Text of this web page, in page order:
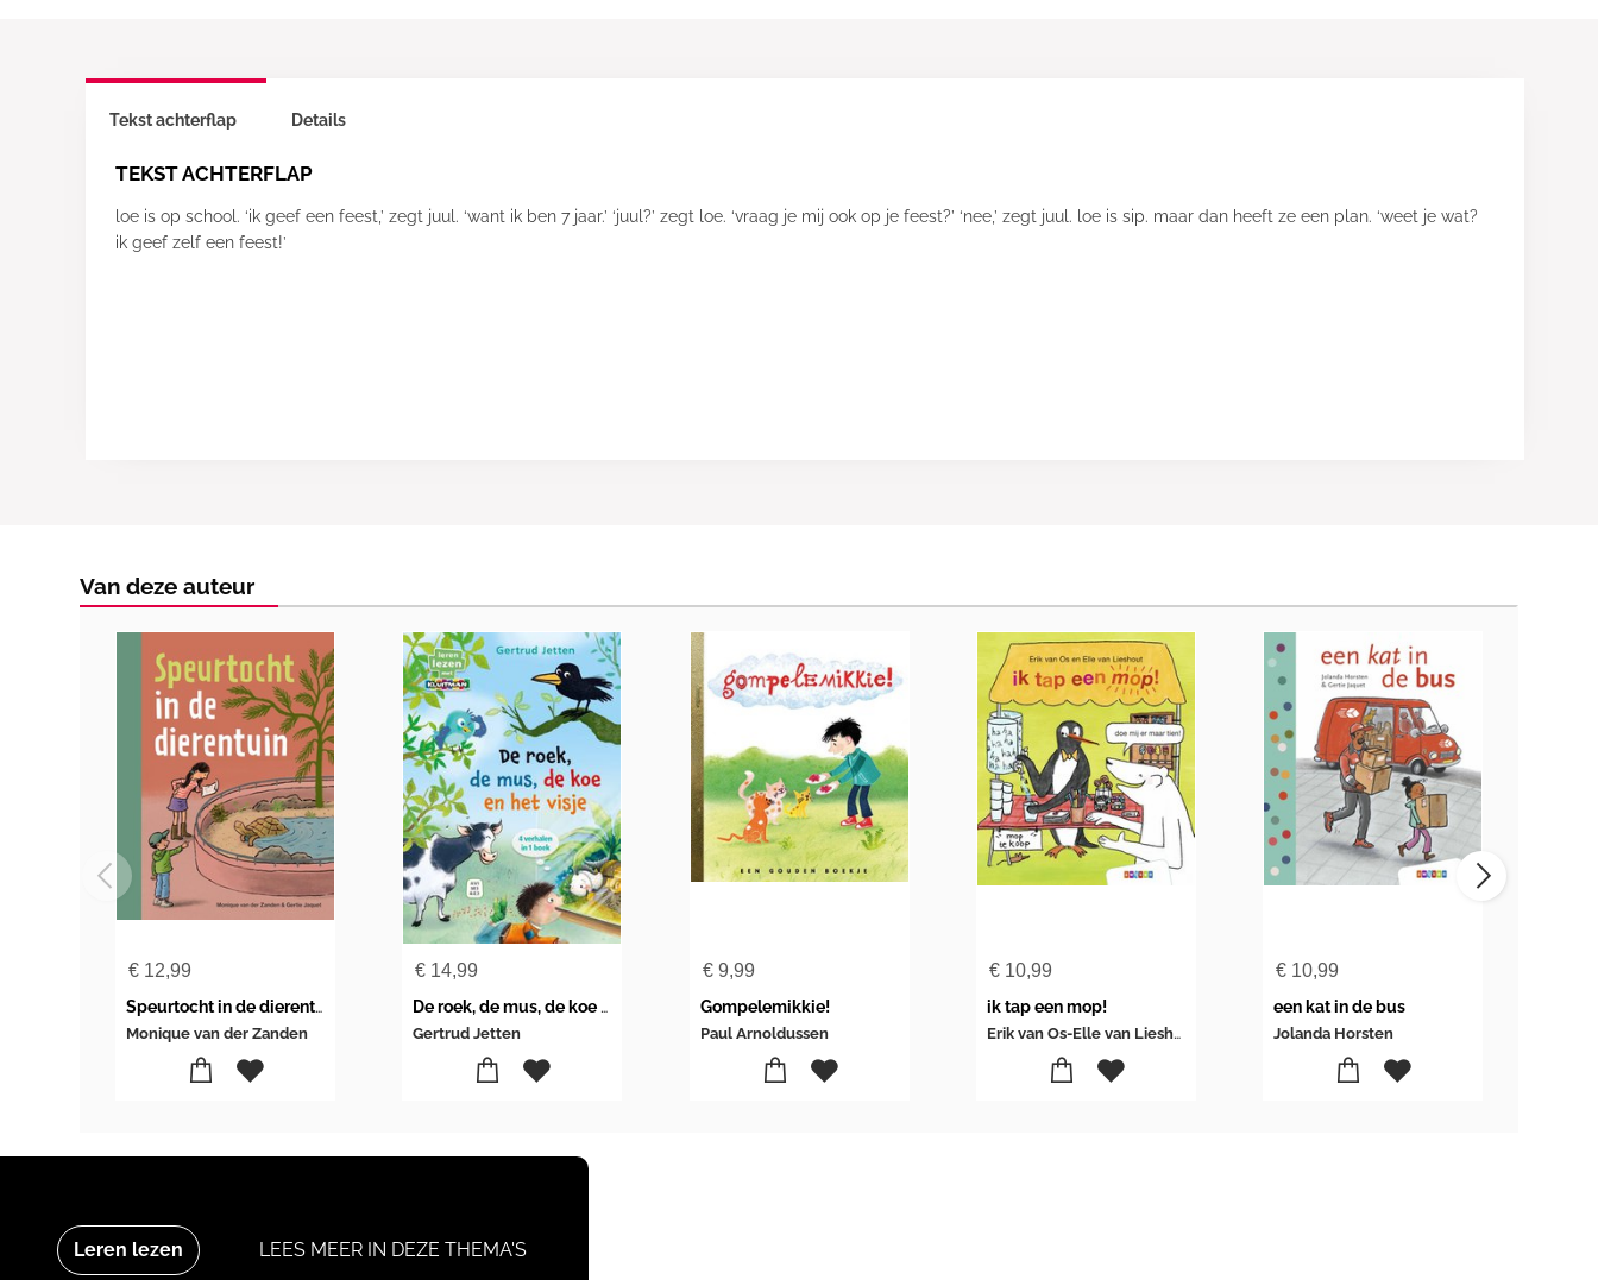
Tekst achterflap
TEKST ACHTERFLAP
loe is op school. ‘ik geef een feest,’ zegt juul. ‘want ik ben 7 jaar.’ ‘juul?’ zegt loe. ‘vraag je mij ook op je feest?’ ‘nee,’ zegt juul. loe is sip. maar dan heeft ze een plan. ‘weet je wat?
ik geef zelf een feest!’
Details
Van deze auteur
€ 12,99
Speurtocht in de dierentuin
Monique van der Zanden
€ 14,99
De roek, de mus, de koe en het visje
Gertrud Jetten
€9,99
Gompelemikkie!
Paul Arnoldussen
€10,99
ik tap een mop!
Erik van Os-Elle van Lieshout
€ 10,99
een kat in de bus
Jolanda Horsten
Leren lezen LEES MEER IN DEZE THEMA'S